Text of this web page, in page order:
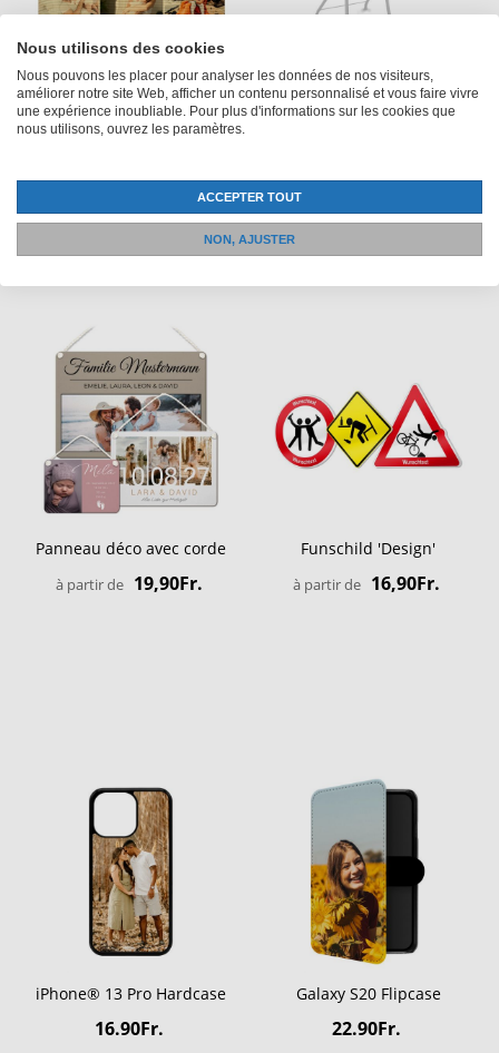
Holzkiste
34.90Fr.
MyPONG mini table de
Panneau déco avec corde
à partir de 19,90Fr.
Funschild 'Design'
à partir de 16,90Fr.
iPhone® 13 Pro Hardcase
16.90Fr.
Galaxy S20 Flipcase
22.90Fr.
Nous utilisons des cookies
Nous pouvons les placer pour analyser les données de nos visiteurs,
améliorer notre site Web, afficher un contenu personnalisé et vous faire vivre
une expérience inoubliable. Pour plus d'informations sur les cookies que
nous utilisons, ouvrez les paramètres.
ACCEPTER TOUT
NON, AJUSTER